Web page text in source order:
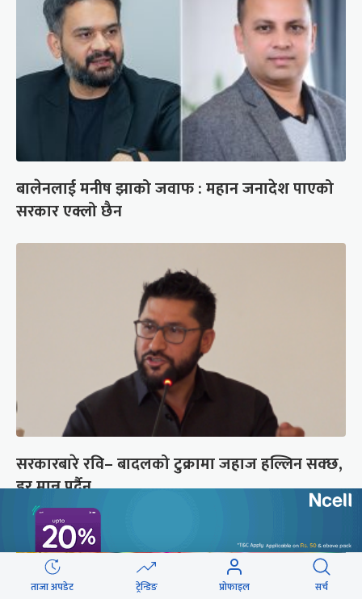
बालेनलाई मनीष झाको जवाफ : महान जनादेश पाएको
सरकार एक्लो छैन
सरकारबारे रवि– बादलको टुक्रामा जहाज हल्लिन सक्छ,
डर मान्नु पर्दैन
ताजा अपडेट ट्रेन्डिङ प्रोफाइल सर्च